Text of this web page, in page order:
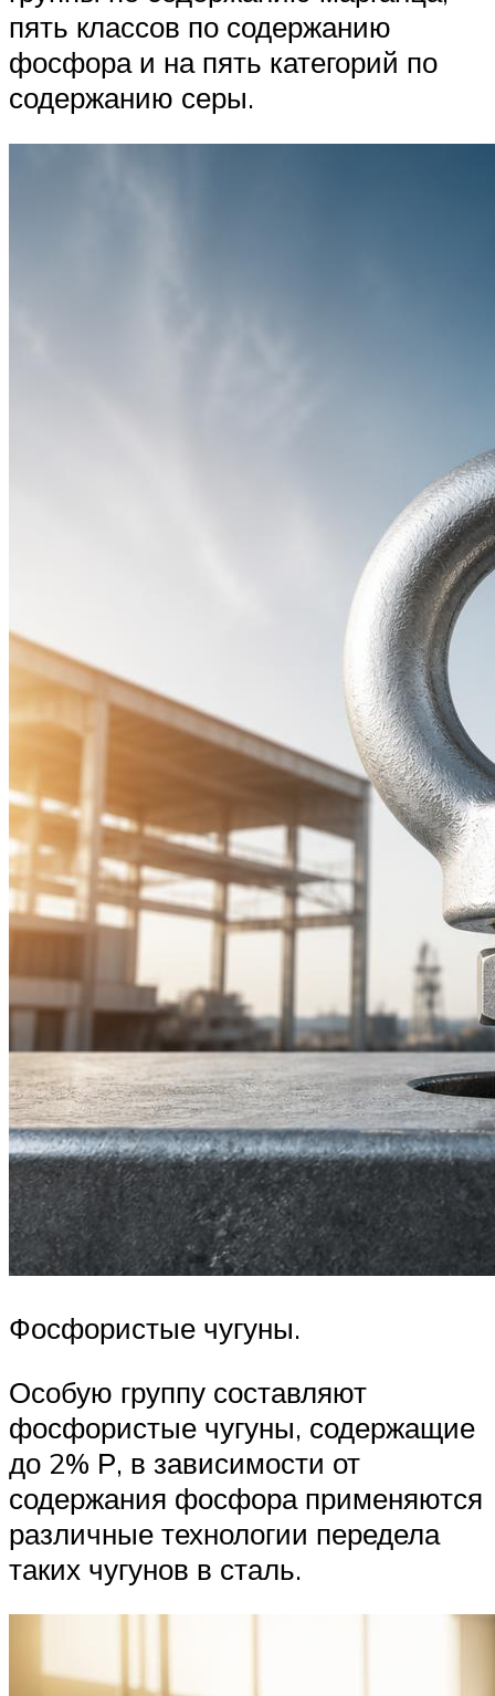
пять классов по содержанию
фосфора и на пять категорий по
содержанию серы.
Фосфористые чугуны.
Особую группу составляют
фосфористые чугуны, содержащие
до 2% Р, в зависимости от
содержания фосфора применяются
различные технологии передела
таких чугунов в сталь.